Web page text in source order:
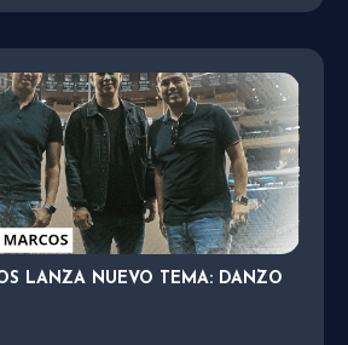
LANZA NUEVO TEMA: DANZO